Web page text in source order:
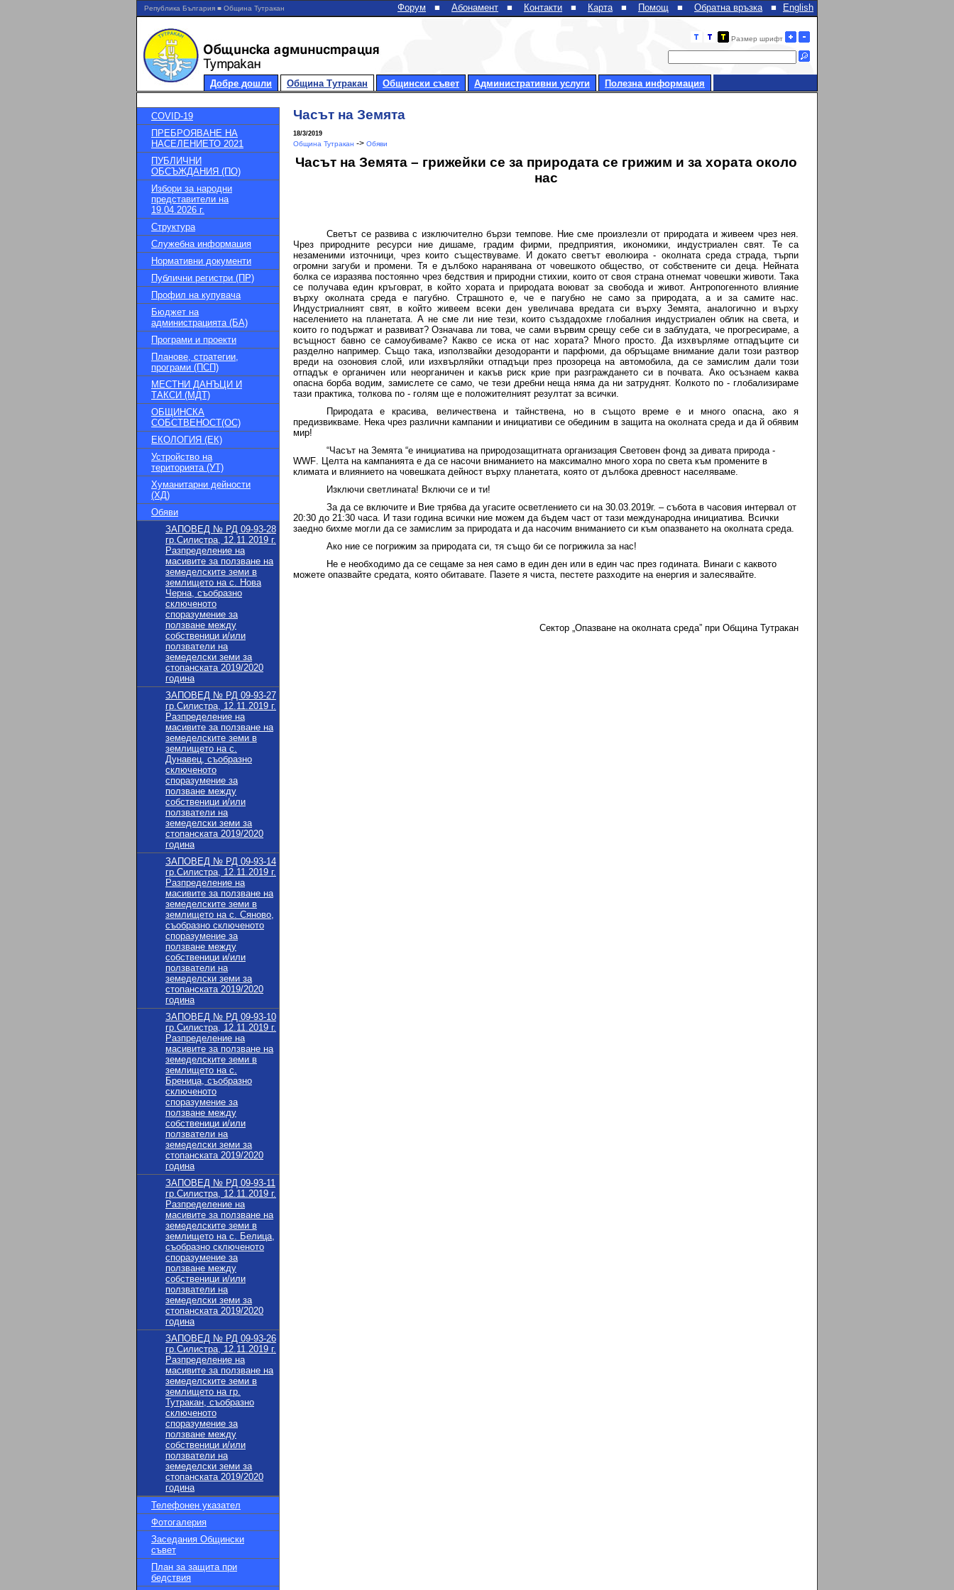
Република България ■ Община Тутракан English
Форум ■ Абонамент ■ Контакти ■ Карта ■ Помощ ■ Обратна връзка ■
Размер шрифт
Добре дошли Община Тутракан Общински съвет Административни услуги Полезна информация
COVID-19
ПРЕБРОЯВАНЕ НА
НАСЕЛЕНИЕТО 2021
ПУБЛИЧНИ
ОБСЪЖДАНИЯ (ПО)
Избори за народни
представители на
19.04.2026 г.
Структура
Служебна информация
Нормативни документи
Публични регистри (ПР)
Профил на купувача
Бюджет на
администрацията (БА)
Програми и проекти
Планове, стратегии,
програми (ПСП)
МЕСТНИ ДАНЪЦИ И
ТАКСИ (МДТ)
ОБЩИНСКА
СОБСТВЕНОСТ(ОС)
ЕКОЛОГИЯ (ЕК)
Устройство на
територията (УТ)
Хуманитарни дейности
(ХД)
Обяви
ЗАПОВЕД № РД 09-93-28
гр.Силистра, 12.11.2019 г.
Разпределение на
масивите за ползване на
земеделските земи в
землището на с. Нова
Черна, съобразно
сключеното
споразумение за
ползване между
собственици и/или
ползватели на
земеделски земи за
стопанската 2019/2020
година
ЗАПОВЕД № РД 09-93-27
гр.Силистра, 12.11.2019 г.
Разпределение на
масивите за ползване на
земеделските земи в
землището на с.
Дунавец, съобразно
сключеното
споразумение за
ползване между
собственици и/или
ползватели на
земеделски земи за
стопанската 2019/2020
година
ЗАПОВЕД № РД 09-93-14
гр.Силистра, 12.11.2019 г.
Разпределение на
масивите за ползване на
земеделските земи в
землището на с. Сяново,
съобразно сключеното
споразумение за
ползване между
собственици и/или
ползватели на
земеделски земи за
стопанската 2019/2020
година
ЗАПОВЕД № РД 09-93-10
гр.Силистра, 12.11.2019 г.
Разпределение на
масивите за ползване на
земеделските земи в
землището на с.
Бреница, съобразно
сключеното
споразумение за
ползване между
собственици и/или
ползватели на
земеделски земи за
стопанската 2019/2020
година
ЗАПОВЕД № РД 09-93-11
гр.Силистра, 12.11.2019 г.
Разпределение на
масивите за ползване на
земеделските земи в
землището на с. Белица,
съобразно сключеното
споразумение за
ползване между
собственици и/или
ползватели на
земеделски земи за
стопанската 2019/2020
година
ЗАПОВЕД № РД 09-93-26
гр.Силистра, 12.11.2019 г.
Разпределение на
масивите за ползване на
земеделските земи в
землището на гр.
Тутракан, съобразно
сключеното
споразумение за
ползване между
собственици и/или
ползватели на
земеделски земи за
стопанската 2019/2020
година
Телефонен указател
Фотогалерия
Заседания Общински
съвет
План за защита при
бедствия
Часът на Земята
18/3/2019
Община Тутракан -> Обяви
Часът на Земята – грижейки се за природата се грижим и за хората около
нас
Светът се развива с изключително бързи темпове. Ние сме произлезли от природата и живеем чрез нея.
Чрез природните ресурси ние дишаме, градим фирми, предприятия, икономики, индустриален свят. Те са
незаменими източници, чрез които съществуваме. И докато светът еволюира - околната среда страда, търпи
огромни загуби и промени. Тя е дълбоко наранявана от човешкото общество, от собствените си деца. Нейната
болка се изразява постоянно чрез бедствия и природни стихии, които от своя страна отнемат човешки животи. Така
се получава един кръговрат, в който хората и природата воюват за свобода и живот. Антропогенното влияние
върху околната среда е пагубно. Страшното е, че е пагубно не само за природата, а и за самитeнас.
Индустриалният свят, в който живеем всеки ден увеличава вредата си върху Земята, аналогично и върху
насeлението на планетата. А не сме ли ние тези, които създадохме глобалния индустриален облик на света, и
които го подържат и развиват? Означава ли това, че сами вървим срещу себе си в заблудата, че прогресираме, а
всъщност бавно се самоубиваме? Какво се иска от нас хората? Много просто. Да изхвърляме отпадъците си
разделно например. Също така, използвайки дезодоранти и парфюми, да обръщаме внимание дали този разтвор
вреди на озоновия слой, или изхвърляйки отпадъци през прозореца на автомобила, да се замислим дали този
отпадък е органичен или неорганичен и какъв риск крие при разграждането си в почвата. Ако осъзнаем каква
опасна борба водим, замислете се само, че тези дребни неща няма да ни затруднят. Колкото по - глобализираме
тази практика, толкова по - голям ще е положителният резултат за всички.
Природата е красива, величествена и тайнствена, но в същото време е и много опасна, ако я
предизвикваме. Нека чрез различни кампании и инициативи се обединим в защита на околната среда и да й обявим
мир!
“Часът на Земята “е инициатива на природозащитната организация Световен фонд за дивата природа -
WWF. Целта на кампанията е да се насочи вниманието на максимално много хора по света към промените в
климата и влиянието на човешката дейност върху планетата, която от дълбока древност населяваме.
Изключи светлината! Включи се и ти!
За да се включите и Вие трябва да угасите осветлението си на 30.03.2019г. – събота в часовия интервал от
20:30 до 21:30 часа. И тази година всички ние можем да бъдем част от тази международна инициатива. Всички
заедно бихме могли да се замислим за природата и да насочим вниманието си към опазването на околната среда.
Ако ние се погрижим за природата си, тя също би се погрижила за нас!
Не е необходимо да се сещаме за нея само в един ден или в един час през годината. Винаги с каквото
можете опазвайте средата, която обитавате. Пазете я чиста, пестете разходите на енергия и залесявайте.
Сектор „Опазване на околната среда” при Община Тутракан